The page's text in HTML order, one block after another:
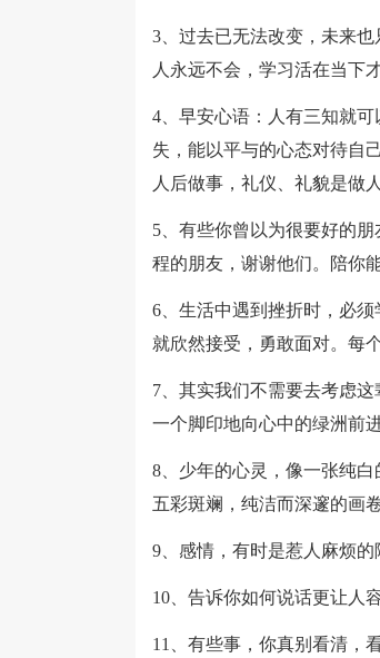
3、过去已无法改变，未来
人永远不会，学习活在当下
4、早安心语：人有三知就
失，能以平与的心态对待自
人后做事，礼仪、礼貌是做
5、有些你曾以为很要好的
程的朋友，谢谢他们。陪你
6、生活中遇到挫折时，必
就欣然接受，勇敢面对。每
7、其实我们不需要去考虑
一个脚印地向心中的绿洲前
8、少年的心灵，像一张纯
五彩斑斓，纯洁而深邃的画
9、感情，有时是惹人麻烦
10、告诉你如何说话更让人
11、有些事，你真别看清，